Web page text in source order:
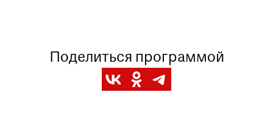
Поделиться программой